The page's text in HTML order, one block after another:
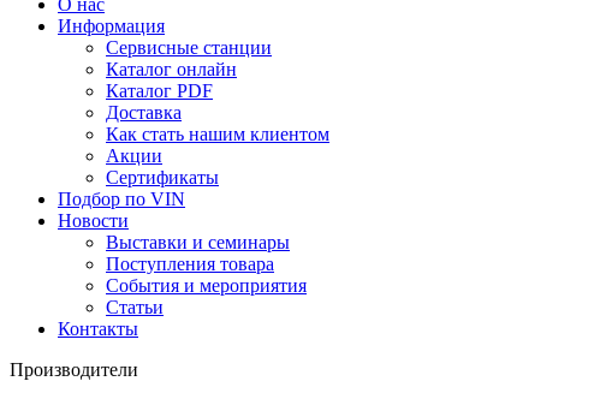
О нас
Информация
Сервисные станции
Каталог онлайн
Каталог PDF
Доставка
Как стать нашим клиентом
Акции
Сертификаты
Подбор по VIN
Новости
Выставки и семинары
Поступления товара
События и мероприятия
Статьи
Контакты
Производители